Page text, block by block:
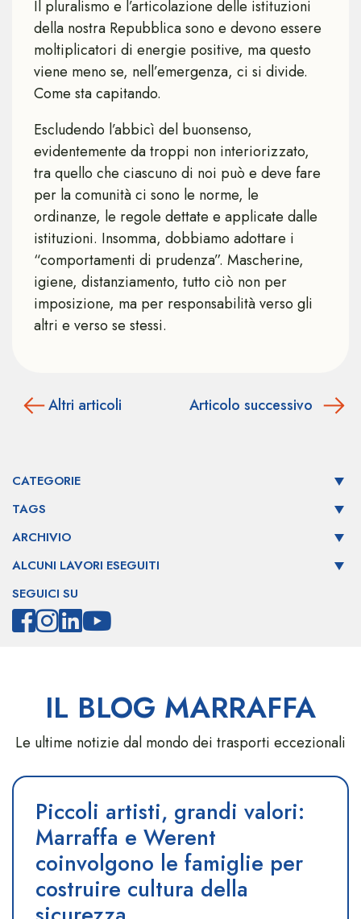
Il pluralismo e l’articolazione delle istituzioni
della nostra Repubblica sono e devono essere
moltiplicatori di energie positive, ma questo
viene meno se, nell’emergenza, ci si divide.
Come sta capitando.
Escludendo l’abbicì del buonsenso,
evidentemente da troppi non interiorizzato,
tra quello che ciascuno di noi può e deve fare
per la comunità ci sono le norme, le
ordinanze, le regole dettate e applicate dalle
istituzioni. Insomma, dobbiamo adottare i
“comportamenti di prudenza”. Mascherine,
igiene, distanziamento, tutto ciò non per
imposizione, ma per responsabilità verso gli
altri e verso se stessi.
Altri articoli Articolo successivo
CATEGORIE
TAGS
ARCHIVIO
ALCUNI LAVORI ESEGUITI
SEGUICI SU
IL BLOG MARRAFFA
Le ultime notizie dal mondo dei trasporti eccezionali
Piccoli artisti, grandi valori:
Marraffa e Werent
coinvolgono le famiglie per
costruire cultura della